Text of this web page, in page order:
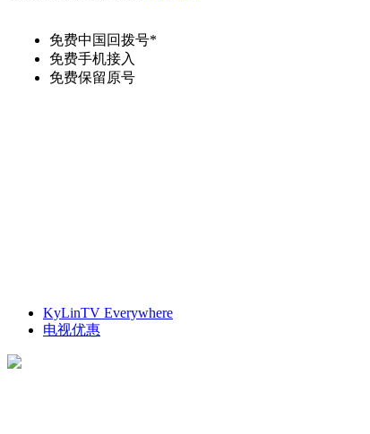
KyLinTV Everywhere
电视优惠
免费中国回拨号*
免费手机接入
免费保留原号